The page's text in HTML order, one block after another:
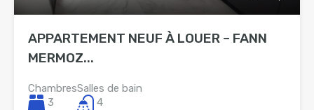
APPARTEMENT NEUF À LOUER – FANN
MERMOZ...
Chambres
3
Salles de bain
4